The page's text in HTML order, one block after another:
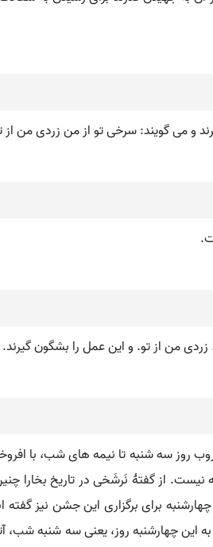
می گویند: سرخی تو از من زردی من از
من از تو. و این عمل را بشگون گیرند.
روز سه شنبه تا نیمه های شب، با
از گفتۀ نَرشَخی در تاریخ بخارا
برای برگزاری این جشن نیز گفته
به این چهارشنبه روز، یعنی سه شنبه